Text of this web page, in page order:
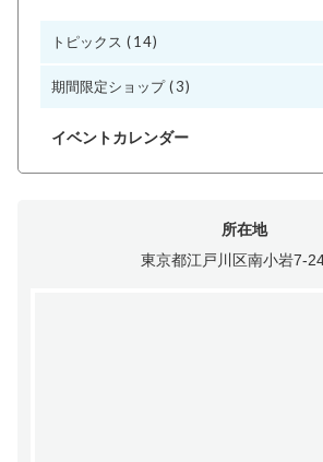
トピックス (14)
期間限定ショップ(3)
イベントカレンダー
所在地
東京都江戸川区南小岩7-